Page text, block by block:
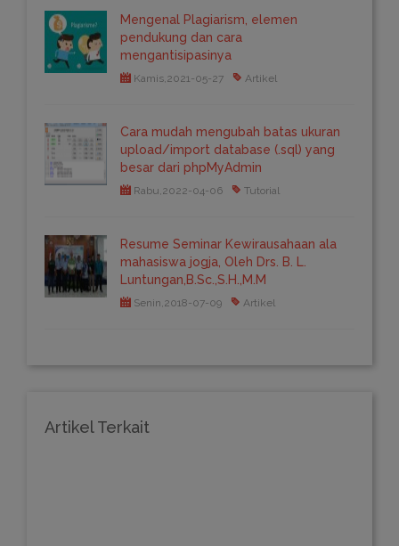
Mengenal Plagiarism, elemen
pendukung dan cara
mengantisipasinya
Kamis,2021-05-27 Artikel
Cara mudah mengubah batas ukuran
upload/import database (.sql) yang
besar dari phpMyAdmin
Rabu,2022-04-06 Tutorial
Resume Seminar Kewirausahaan ala
mahasiswa jogja, Oleh Drs. B. L.
Luntungan,B.Sc.,S.H.,M.M
Senin,2018-07-09 Artikel
Artikel Terkait